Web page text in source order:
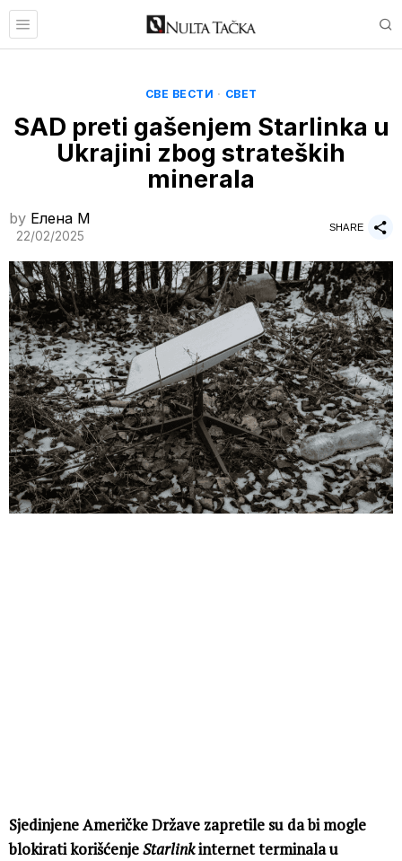
СВЕ ВЕСТИ · СВЕТ
SAD preti gašenjem Starlinka u
Ukrajini zbog strateških
minerala
by Елена M
22/02/2025
SHARE
Sjedinjene Američke Države zapretile su da bi mogle
blokirati korišćenjeStarlinkinternet terminala u